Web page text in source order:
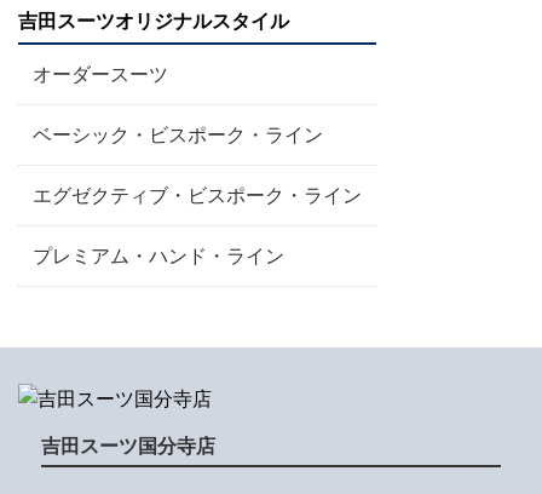
吉田スーツオリジナルスタイル
オーダースーツ
ベーシック・ビスポーク・ライン
エグゼクティブ・ビスポーク・ライン
プレミアム・ハンド・ライン
吉田スーツ国分寺店